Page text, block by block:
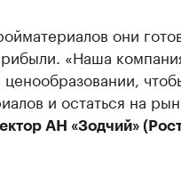
они
«Наша
и остаться на
АН «Зодчий»